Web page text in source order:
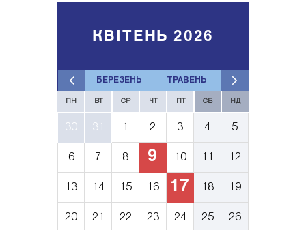
БЕРЕЗЕНЬ ТРАВЕНЬ
КВІТЕНЬ 2026
ПН ВТ СР ЧТ ПТ СБ НД
30 31 1 2 3 4 5
6 7 8 9 10 11 12
13 14 15 16 17 18 19
20 21 22 23 24 25 26